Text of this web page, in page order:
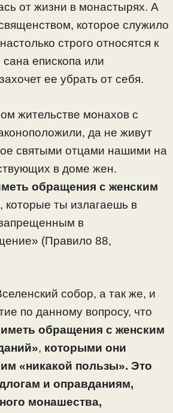
от жизни в монастырях. А
которое служило
строго относятся к
епископа или
ее убрать от себя.
жительстве монахов с
да не живут
святыми отцами нашими на
в доме жен.
обращения с женским
, которые ты излагаешь в
в
(Правило 88,
собор, а так же, и
по данному вопросу, что
обращения с женским
, которыми они
«никакой пользы». Это
и оправданиям,
монашества,